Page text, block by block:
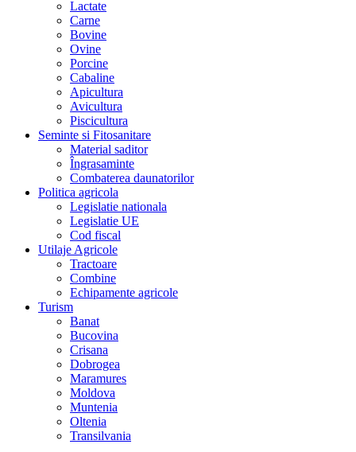
Lactate
Carne
Bovine
Ovine
Porcine
Cabaline
Apicultura
Avicultura
Piscicultura
Seminte si Fitosanitare
Material saditor
Îngrasaminte
Combaterea daunatorilor
Politica agricola
Legislatie nationala
Legislatie UE
Cod fiscal
Utilaje Agricole
Tractoare
Combine
Echipamente agricole
Turism
Banat
Bucovina
Crisana
Dobrogea
Maramures
Moldova
Muntenia
Oltenia
Transilvania